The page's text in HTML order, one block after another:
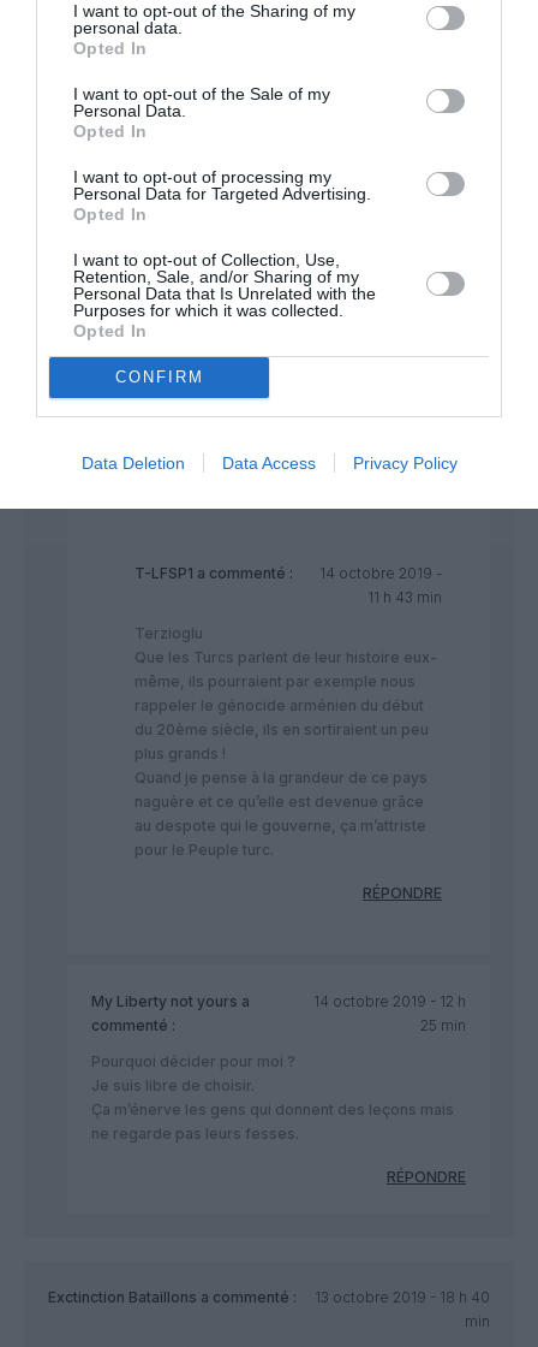
I want to opt-out of the Sharing of my
personal data.
Opted In
I want to opt-out of the Sale of my
Personal Data.
Opted In
I want to opt-out of processing my
Personal Data for Targeted Advertising.
Opted In
I want to opt-out of Collection, Use,
Retention, Sale, and/or Sharing of my
Personal Data that Is Unrelated with the
Purposes for which it was collected.
Opted In
CONFIRM
Data Deletion Data Access Privacy Policy
“recepistes” auraient bien des difficultés à
emplir leurs comptes en banque.
tant par sa stratégie que par son produit,
elle continuera, telle la Chine à jouer la
répartition à 50/50 entre Airbus et Boeing
constructeur au gré des humeurs de ses
propriétaires.
:
2019 - 6 h 16
Je n’aurais pas mieux dit ! Bravo !
RÉPONDRE
T-LFSP1 a commenté :
14 octobre 2019 -
11 h 43 min
Terzioglu
Que les Turcs parlent de leur histoire eux-
même, ils pourraient par exemple nous
rappeler le génocide arménien du début
du 20ème siècle, ils en sortiraient un peu
plus grands !
Quand je pense à la grandeur de ce pays
naguère et ce qu’elle est devenue grâce
au despote qui le gouverne, ça m’attriste
pour le Peuple turc.
RÉPONDRE
My Liberty not yours a
commenté :
14 octobre 2019 - 12 h
25 min
Pourquoi décider pour moi ?
Je suis libre de choisir.
Ça m’énerve les gens qui donnent des leçons mais
ne regarde pas leurs fesses.
RÉPONDRE
Exctinction Bataillons a commenté :
13 octobre 2019 - 18 h 40
min